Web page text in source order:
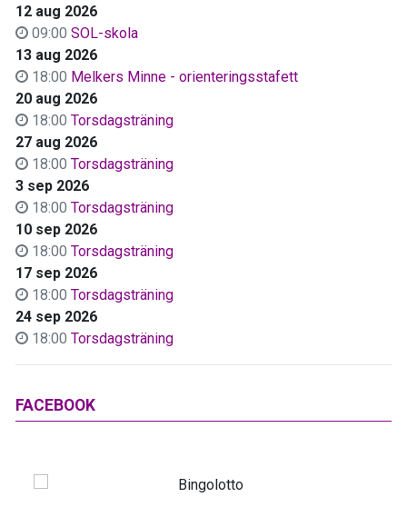
12 aug 2026
09:00 SOL-skola
13 aug 2026
18:00 Melkers Minne - orienteringsstafett
20 aug 2026
18:00 Torsdagsträning
27 aug 2026
18:00 Torsdagsträning
3 sep 2026
18:00 Torsdagsträning
10 sep 2026
18:00 Torsdagsträning
17 sep 2026
18:00 Torsdagsträning
24 sep 2026
18:00 Torsdagsträning
FACEBOOK